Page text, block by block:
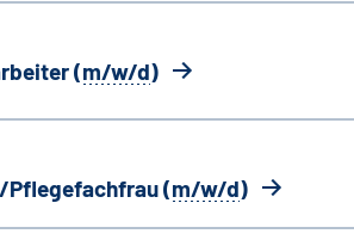
(m/w/d)
Pflegefachfrau (m/w/d)